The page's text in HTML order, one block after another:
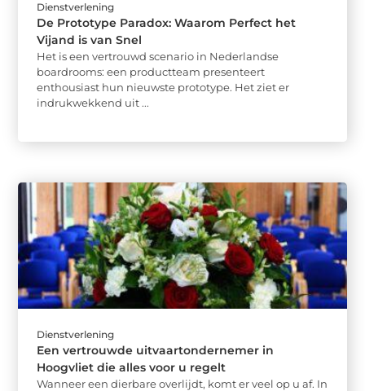
Dienstverlening
De Prototype Paradox: Waarom Perfect het
Vijand is van Snel
Het is een vertrouwd scenario in Nederlandse
boardrooms: een productteam presenteert
enthousiast hun nieuwste prototype. Het ziet er
indrukwekkend uit ...
Dienstverlening
Een vertrouwde uitvaartondernemer in
Hoogvliet die alles voor u regelt
Wanneer een dierbare overlijdt, komt er veel op u af. In